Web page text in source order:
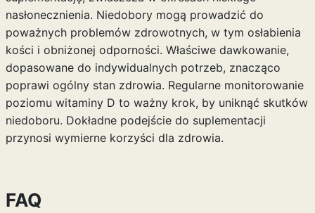
nasłonecznienia. Niedobory mogą prowadzić do
poważnych problemów zdrowotnych, w tym osłabienia
kości i obniżonej odporności. Właściwe dawkowanie,
dopasowane do indywidualnych potrzeb, znacząco
poprawi ogólny stan zdrowia. Regularne monitorowanie
poziomu witaminy D to ważny krok, by uniknąć skutków
niedoboru. Dokładne podejście do suplementacji
przynosi wymierne korzyści dla zdrowia.
FAQ